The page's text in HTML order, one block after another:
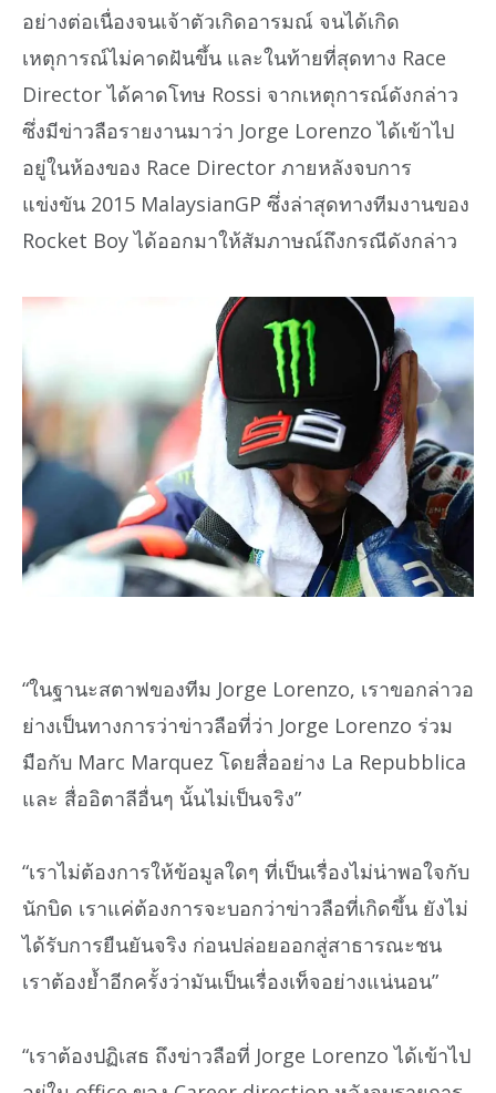
อย่างต่อเนื่องจนเจ้าตัวเกิดอารมณ์ จนได้เกิด
เหตุการณ์ไม่คาดฝันขึ้น และในท้ายที่สุดทาง Race
Director ได้คาดโทษ Rossi จากเหตุการณ์ดังกล่าว
ซึ่งมีข่าวลือรายงานมาว่า Jorge Lorenzo ได้เข้าไป
อยู่ในห้องของ Race Director ภายหลังจบการ
แข่งขัน 2015 MalaysianGP ซึ่งล่าสุดทางทีมงานของ
Rocket Boy ได้ออกมาให้สัมภาษณ์ถึงกรณีดังกล่าว
“ในฐานะสตาฟของทีม Jorge Lorenzo, เราขอกล่าวอ
ย่างเป็นทางการว่าข่าวลือที่ว่า Jorge Lorenzo ร่วม
มือกับ Marc Marquez โดยสื่ออย่าง La Repubblica
และ สื่ออิตาลีอื่นๆ นั้นไม่เป็นจริง”
“เราไม่ต้องการให้ข้อมูลใดๆ ที่เป็นเรื่องไม่น่าพอใจกับ
นักบิด เราแค่ต้องการจะบอกว่าข่าวลือที่เกิดขึ้น ยังไม่
ได้รับการยืนยันจริง ก่อนปล่อยออกสู่สาธารณะชน
เราต้องย้ำอีกครั้งว่ามันเป็นเรื่องเท็จอย่างแน่นอน”
“เราต้องปฏิเสธ ถึงข่าวลือที่ Jorge Lorenzo ได้เข้าไป